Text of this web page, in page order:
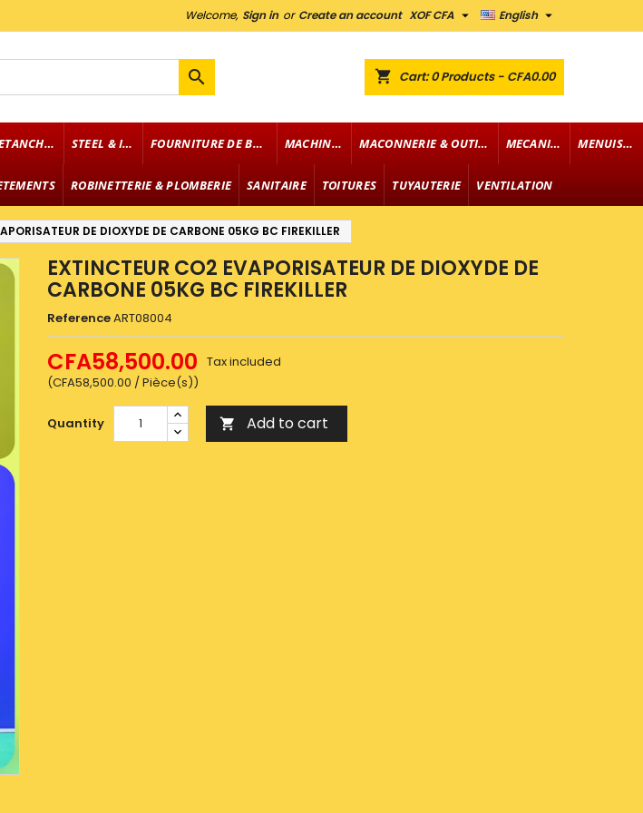
English 
XOF CFA 
Welcome, Sign in or Create an account
shopping_cart Cart: 0Products - CFA0.00

ETANCHEITE STEEL & IRON FOURNITURE DE BUREAU MACHINERIE MACONNERIE & OUTILLAGE MECANIQUE MENUISERIE
ROBINETTERIE & PLOMBERIE SANITAIRE TOITURES TUYAUTERIE VENTILATION
DE DIOXYDE DE CARBONE 05KG BC FIREKILLER
EXTINCTEUR CO2 EVAPORISATEUR DE DIOXYDE DE
CARBONE 05KG BC FIREKILLER
ReferenceART08004
CFA58,500.00
(CFA58,500.00 / Pièce(s))
Tax included
Quantity  Add to cart